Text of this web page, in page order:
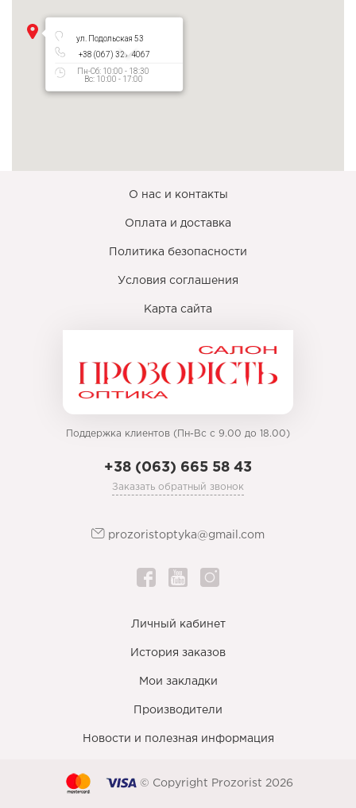
ул. Подольская 53
+38 (067) 327 4067
Пн-Сб: 10:00 - 18:30
Вс: 10:00 - 17:00
О нас и контакты
Оплата и доставка
Политика безопасности
Условия соглашения
Карта сайта
Поддержка клиентов (Пн-Вс с 9.00 до 18.00)
+38 (063) 665 58 43
Заказать обратный звонок
prozoristoptyka@gmail.com
Личный кабинет
История заказов
Мои закладки
Производители
Новости и полезная информация
© Copyright Prozorist 2026